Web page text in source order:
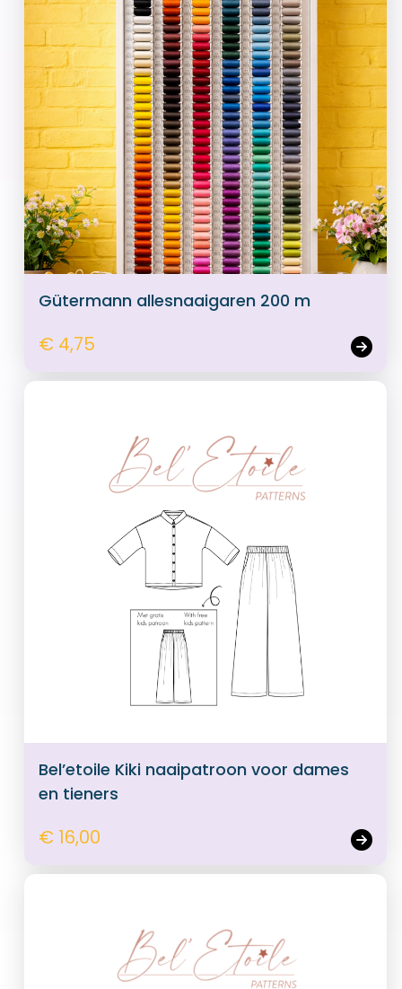
Gütermann allesnaaigaren 200 m
€ 4,75
Bel’etoile Kiki naaipatroon voor dames
en tieners
€ 16,00